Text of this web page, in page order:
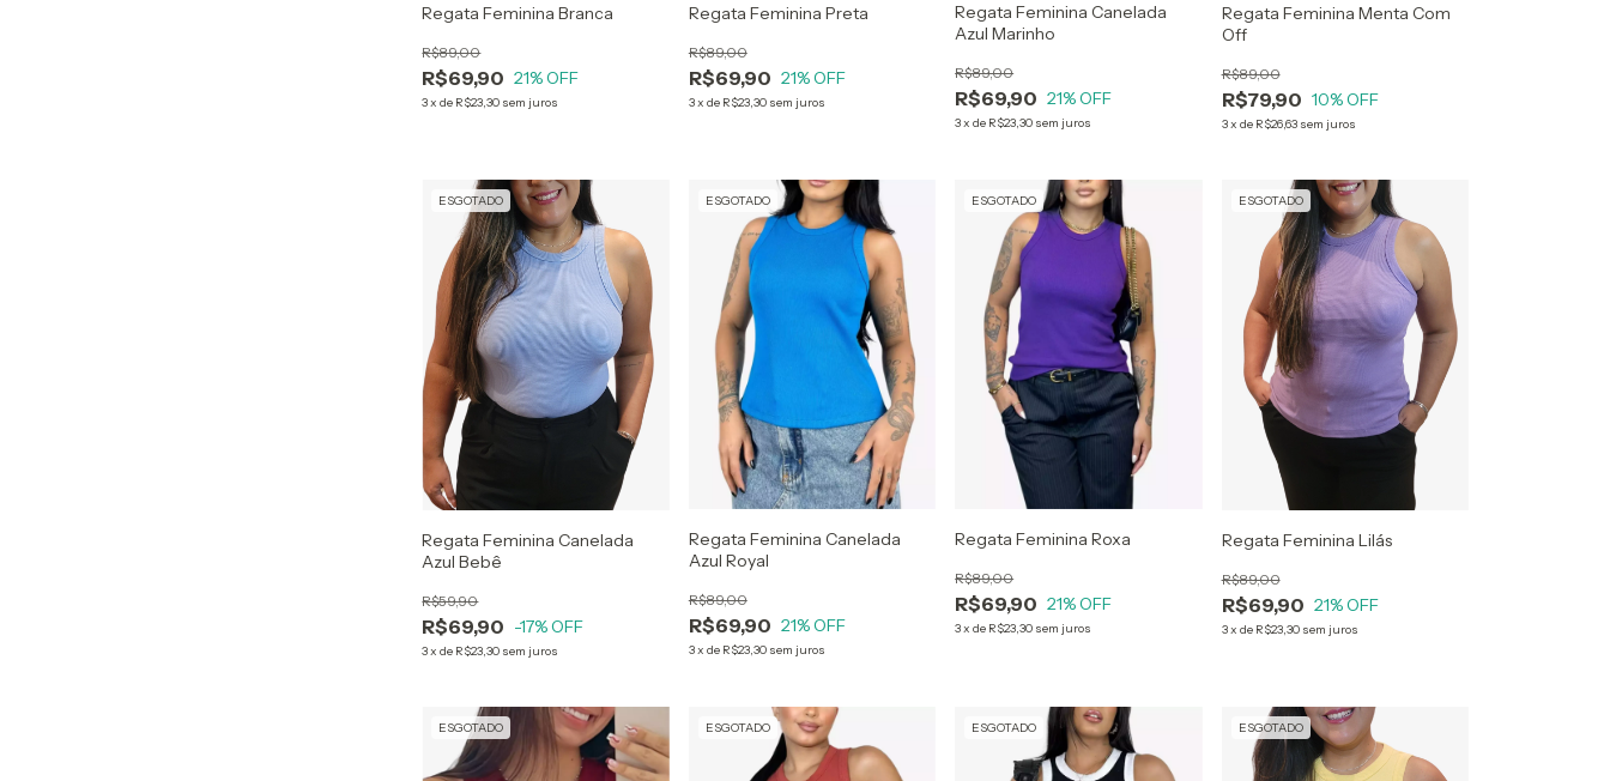
Regata Feminina Branca
R$69,90
R$89,00
21% OFF
3xde R$23,30 sem juros
Regata Feminina Preta
R$69,90
R$89,00
21% OFF
3x de R$23,30 sem juros
Regata Feminina Canelada
Azul Marinho
R$69,90
R$89,00
21% OFF
3xde R$23,30 sem juros
Regata Feminina Menta Com
Off
R$79,90
R$89,00
10% OFF
3x de R$26,63 sem juros
ESGOTADO
Regata Feminina Canelada
Azul Bebê
R$69,90
R$59,90
-17% OFF
3xde R$23,30 sem juros
ESGOTADO
Regata Feminina Canelada
Azul Royal
R$69,90
R$89,00
21% OFF
3x de R$23,30 sem juros
ESGOTADO
Regata Feminina Roxa
R$69,90
R$89,00
21% OFF
3xde R$23,30 sem juros
ESGOTADO
Regata Feminina Lilás
R$69,90
R$89,00
21% OFF
3x de R$23,30 sem juros
ESGOTADO ESGOTADO ESGOTADO ESGOTADO